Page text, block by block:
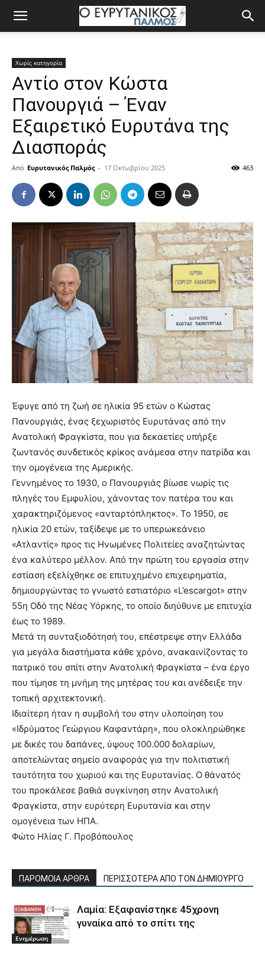
Χωρίς κατηγορία
Αντίο στον Κώστα
Πανουργιά – Έναν
Εξαιρετικό Ευρυτάνα της
Διασποράς
Από Ευρυτανικός Παλμός - 17 Οκτωβρίου 2025 463
Έφυγε από τη ζωή σε ηλικία 95 ετών ο Κώστας
Πανουργιάς, ένας ξεχωριστός Ευρυτάνας από την
Ανατολική Φραγκίστα, που για δεκαετίες υπήρξε
ζωντανός συνδετικός κρίκος ανάμεσα στην πατρίδα και
την ομογένεια της Αμερικής.
Γεννημένος το 1930, ο Πανουργιάς βίωσε νωρίς τις
πληγές του Εμφυλίου, χάνοντας τον πατέρα του και
χαρακτηριζόμενος «ανταρτόπληκτος». Το 1950, σε
ηλικία 20 ετών, ταξίδεψε με το υπερωκεάνειο
«Ατλαντίς» προς τις Ηνωμένες Πολιτείες αναζητώντας
ένα καλύτερο μέλλον. Από την πρώτη του εργασία στην
εστίαση εξελίχθηκε σε επιτυχημένο επιχειρηματία,
δημιουργώντας το γνωστό εστιατόριο «L’escargot» στην
55η Οδό της Νέας Υόρκης, το οποίο διηύθυνε με επιτυχία
έως το 1989.
Μετά τη συνταξιοδότησή του, επέστρεψε στην Ελλάδα
για μεγάλα διαστήματα κάθε χρόνο, ανακαινίζοντας το
πατρικό του σπίτι στην Ανατολική Φραγκίστα – ένα έργο
που τίμησε τη μνήμη της μητέρας του και ανέδειξε την
τοπική αρχιτεκτονική.
Ιδιαίτερη ήταν η συμβολή του στην υλοποίηση του
«Ιδρύματος Γεώργιου Καφαντάρη», που ολοκληρώθηκε
με δικές του δαπάνες, ύψους 100.000 δολαρίων,
αποτελώντας σημείο αναφοράς για την πολιτιστική
ταυτότητα του χωριού και της Ευρυτανίας. Ο θάνατός
του προκάλεσε βαθιά συγκίνηση στην Ανατολική
Φραγκίστα, στην ευρύτερη Ευρυτανία και στην
ομογένεια των ΗΠΑ.
Φώτο Ηλίας Γ. Προβόπουλος
ΠΑΡΟΜΟΙΑ ΑΡΘΡΑ ΠΕΡΙΣΣΟΤΕΡΑ ΑΠΟ ΤΟΝ ΔΗΜΙΟΥΡΓΟ
Ενημέρωση
Λαμία: Εξαφανίστηκε 45χρονη
γυναίκα από το σπίτι της